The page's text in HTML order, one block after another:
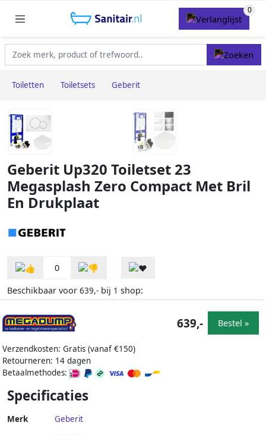
Toiletten Toiletsets Geberit
Geberit Up320 Toiletset 23
Megasplash Zero Compact Met Bril
En Drukplaat
0
Beschikbaar voor 639,- bij 1 shop:
Verzendkosten: Gratis (vanaf €150)
Retourneren: 14 dagen
Betaalmethodes:
639,- Bestel »
Specificaties
Merk Geberit